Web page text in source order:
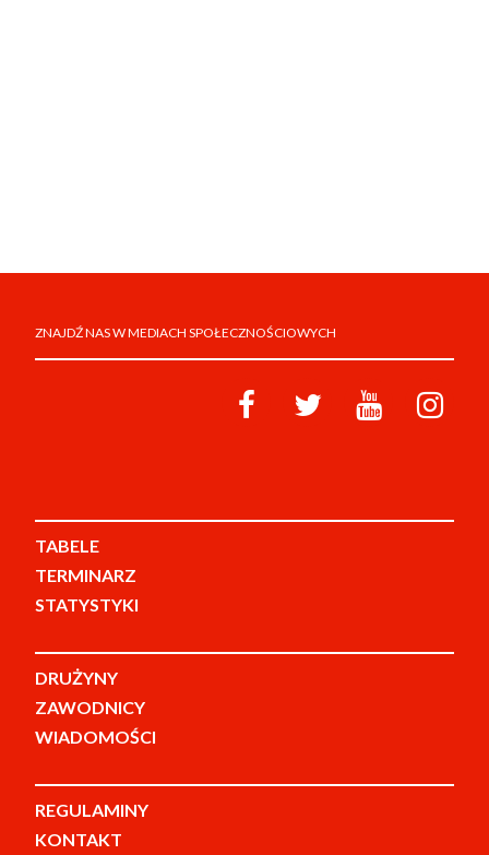
ZNAJDŹ NAS W MEDIACH SPOŁECZNOŚCIOWYCH
TABELE
TERMINARZ
STATYSTYKI
DRUŻYNY
ZAWODNICY
WIADOMOŚCI
REGULAMINY
KONTAKT